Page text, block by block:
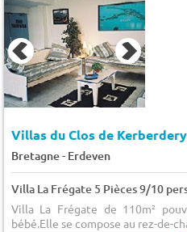
Villas du Clos de Kerberdery
Bretagne- Erdeven
Villa La Frégate 5 Pièces 9/10
Villa La Frégate de 110m²
bébé.Elle se compose au rez-de-